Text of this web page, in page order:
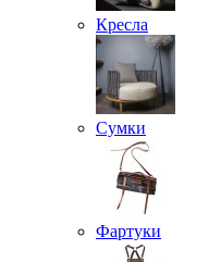
Кресла
Сумки
Фартуки